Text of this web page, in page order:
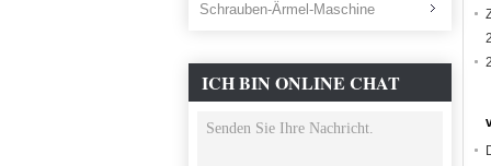
Schrauben-Ärmel-Maschine
ICH BIN ONLINE CHAT
JETZT